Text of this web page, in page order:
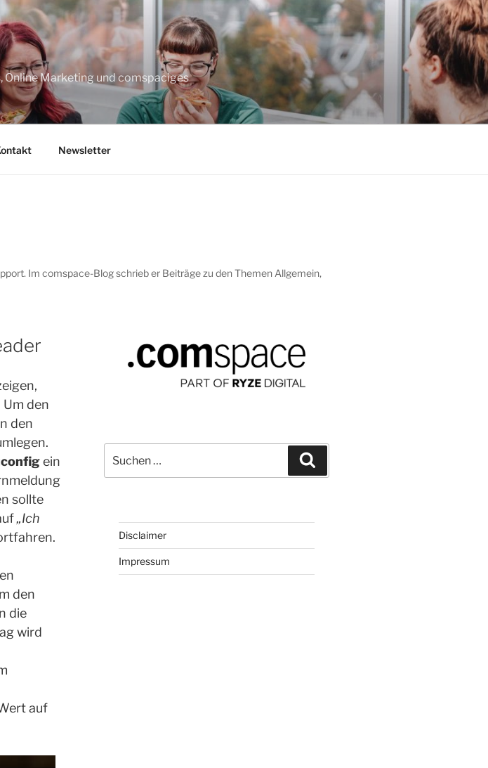
Online Marketing und comspaciges
Newsletter
Im comspace-Blog schrieb er Beiträge zu den Themen Allgemein,
den
den
ein
sollte
„Ich
den
die
wird
auf
nach:
Disclaimer
Impressum